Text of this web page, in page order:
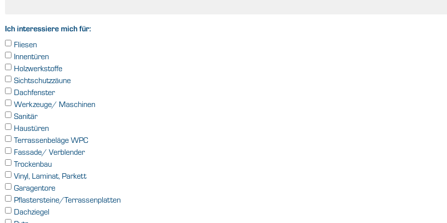
Ich interessiere mich für:
Fliesen
Innentüren
Holzwerkstoffe
Sichtschutzzäune
Dachfenster
Werkzeuge/ Maschinen
Sanitär
Haustüren
Terrassenbeläge WPC
Fassade/ Verblender
Trockenbau
Vinyl, Laminat, Parkett
Garagentore
Pflastersteine/Terrassenplatten
Dachziegel